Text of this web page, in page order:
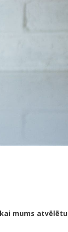
mums atvēlētu